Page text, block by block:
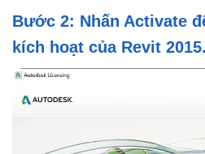
Bước 2: Nhấn Activate
kích hoạt của Revit 2015.